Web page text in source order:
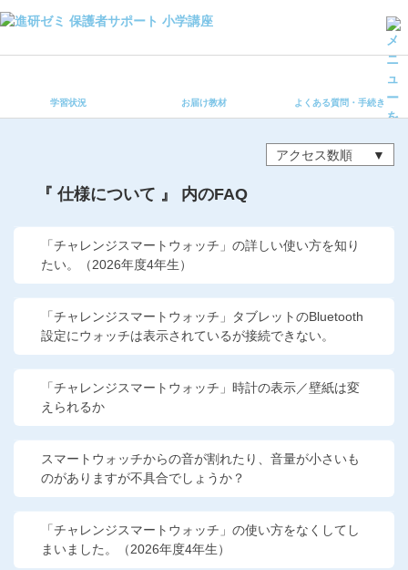
よくある質問・手続き
登録情報の変更・各種お手続き
お客様サポート(手続き・照会)
よくある質問・お問い合わせ
カテゴリーから探す
お問い合わせ窓口
他の講座のよくある質問・手続きはこちら
こどもちゃれんじ
進研ゼミ 中学講座 中高一貫
学習状況 お届け教材 よくある質問・手続き
アクセス数順
『 仕様について 』 内のFAQ
「チャレンジスマートウォッチ」の詳しい使い方を知り
たい。（2026年度4年生）
「チャレンジスマートウォッチ」タブレットのBluetooth
設定にウォッチは表示されているが接続できない。
「チャレンジスマートウォッチ」時計の表示／壁紙は変
えられるか
スマートウォッチからの音が割れたり、音量が小さいも
のがありますが不具合でしょうか？
「チャレンジスマートウォッチ」の使い方をなくしてし
まいました。（2026年度4年生）